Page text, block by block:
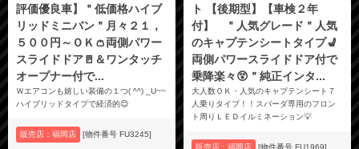
評価優良車】＂低価格ハイブ
リッドミニバン＂月々２１，
５００円～ＯＫ👛両側パワー
スライドドア🚪＆ワンタッチ
オープナー付で...
Ｗエアコンも嬉しい装備の１つ( ^^) _U~~
ハイブリッドタイプで経済的😊
販売店：福岡店 [物件番号 FU3245]
ト 【後期型】【車検２年
付】 ＂人気グレード＂人気
のキャプテンシートタイプ💺
両側パワースライドドア付で
乗降楽々😲＂純正インタ...
大人数ＯＫ・人気のキャプテンシート７
人乗りタイプ！！スパーダ専用のフロン
ト周りＬＥＤイルミネーション💡
販売店：福岡店 [物件番号 FU1969]